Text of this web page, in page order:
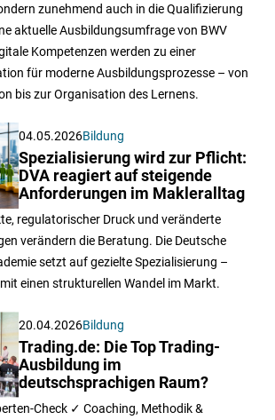
zunehmend auch in die Qualifizierung
aktuelle Ausbildungsumfrage von BWV
Kompetenzen werden zu einer
für moderne Ausbildungsprozesse – von
bis zur Organisation des Lernens.
04.05.2026Bildung
Spezialisierung wird zur Pflicht:
DVA reagiert auf steigende
Anforderungen im Makleralltag
regulatorischer Druck und veränderte
verändern die Beratung. Die Deutsche
setzt auf gezielte Spezialisierung –
einen strukturellen Wandel im Markt.
20.04.2026Bildung
Trading.de: Die Top Trading-
Ausbildung im
deutschsprachigen Raum?
Check ✓ Coaching, Methodik &